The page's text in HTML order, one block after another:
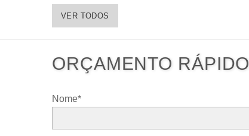
VER TODOS
ORÇAMENTO RÁPIDO
Nome*